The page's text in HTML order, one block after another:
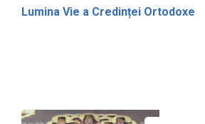
Lumina Vie a Credinței Ortodoxe